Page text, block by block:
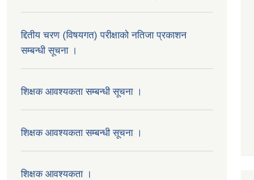
द्दितीय चरण (विषयगत) परीक्षाको नतिजा प्रकाशन
सम्बन्धी सूचना ।
शिक्षक आवश्यकता सम्बन्धी सूचना ।
शिक्षक आवश्यकता सम्बन्धी सूचना ।
शिक्षक आवश्यकता ।